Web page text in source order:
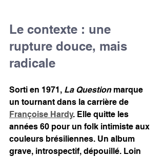
Le contexte : une
rupture douce, mais
radicale
Sorti en 1971, La Question marque
un tournant dans la carrière de
Françoise Hardy. Elle quitte les
années 60 pour un folk intimiste aux
couleurs brésiliennes. Un album
grave, introspectif, dépouillé. Loin